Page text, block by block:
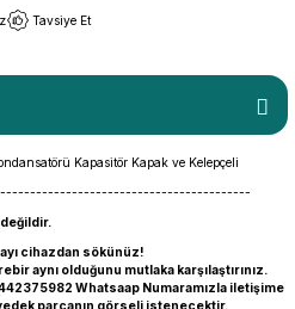
Tavsiye Et
Kapasitör Kapak ve Kelepçeli
cihazdan sökünüz!
aynı olduğunu mutlaka karşılaştırınız.
Whatsaap Numaramızla iletişime
parçanın görseli istenecektir.